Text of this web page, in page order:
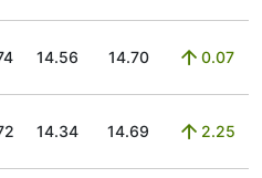
14.56 14.70 0.07
14.34 14.69 2.25